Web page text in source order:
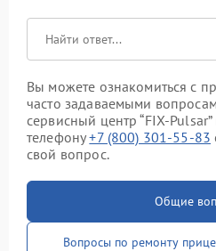
Вы можете ознакомиться с
часто задаваемыми
сервисный центр “FIX-
телефону+7 (800) 301-55-83
свой вопрос.
Общие
Вопросы по ремонту